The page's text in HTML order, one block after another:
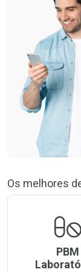
Os melhores
PBM